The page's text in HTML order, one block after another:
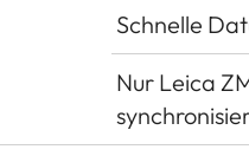
Schnelle
Nur Leica